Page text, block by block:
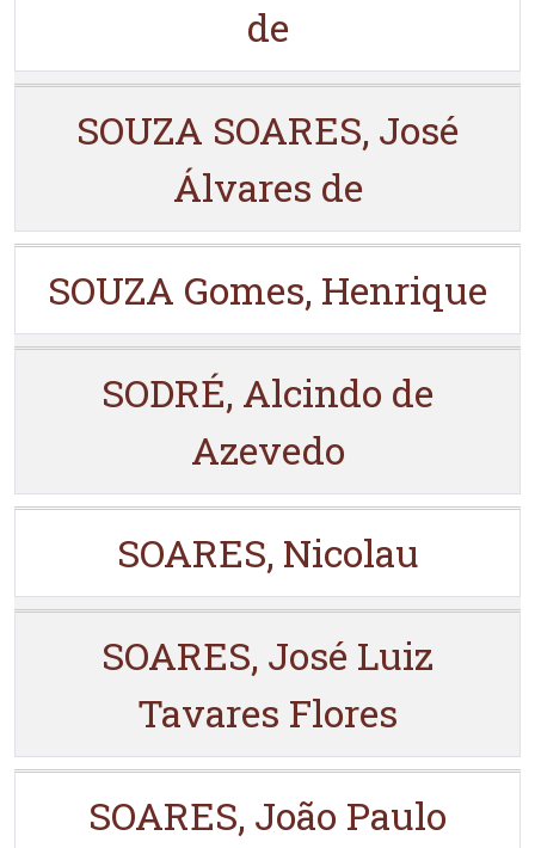
de
SOUZA SOARES, José
Álvares de
SOUZA Gomes, Henrique
SODRÉ, Alcindo de
Azevedo
SOARES, Nicolau
SOARES, José Luiz
Tavares Flores
SOARES, João Paulo